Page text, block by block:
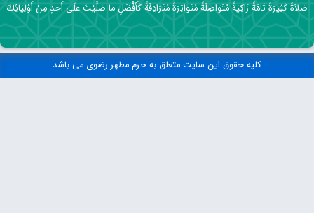
صَلاَةً كَثِيرَةً تَامَّةً زَاكِيَةً مُتَوَاصِلَةً مُتَوَاتِرَةً مُتَرَادِفَةً كَأَفْضَلِ مَا صَلَّيْتَ عَلَى أَحَدٍ مِنْ أَوْلِيَائِكَ
کلیه حقوق این سایت متعلق به حرم مطهر رضوی می باشد